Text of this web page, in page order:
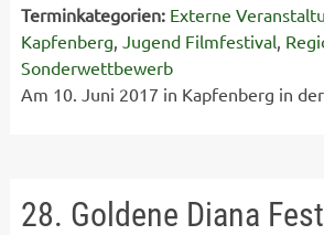
Terminkategorien: Externe
Kapfenberg, Jugend Filmfestival,
Sonderwettbewerb
Am 10. Juni 2017 in Kapfenberg in
28. Goldene Diana